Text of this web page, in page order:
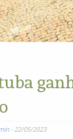
-22/05/2023